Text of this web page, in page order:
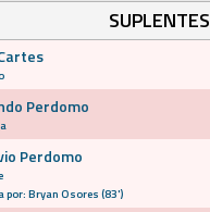
SUPLENTES
Perdomo
Perdomo
por: Bryan Osores (83')